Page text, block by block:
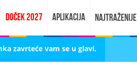
DOČEK 2027 APLIKACIJA NAJTRAŽENIJE
zavrteće vam se u glavi.